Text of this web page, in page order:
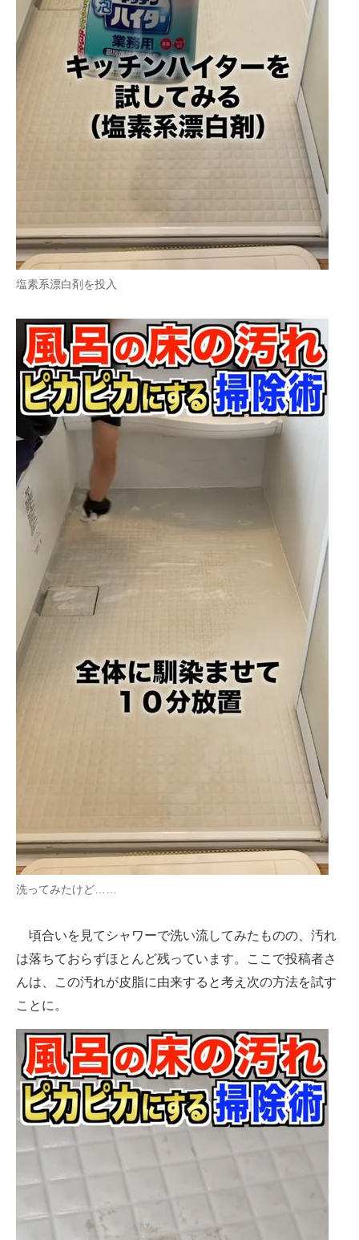
塩素系漂白剤を投入
洗ってみたけど……
頃合いを見てシャワーで洗い流してみたものの、汚れ
は落ちておらずほとんど残っています。ここで投稿者さ
んは、この汚れが皮脂に由来すると考え次の方法を試す
ことに。